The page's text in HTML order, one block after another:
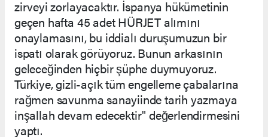
zirveyi zorlayacaktır. İspanya hükümetinin
geçen hafta 45 adet HÜRJET alımını
onaylamasını, bu iddialı duruşumuzun bir
ispatı olarak görüyoruz. Bunun arkasının
geleceğinden hiçbir şüphe duymuyoruz.
Türkiye, gizli-açık tüm engelleme çabalarına
rağmen savunma sanayiinde tarih yazmaya
inşallah devam edecektir" değerlendirmesini
yaptı.